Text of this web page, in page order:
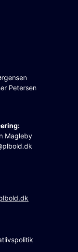
Petersen
Magleby